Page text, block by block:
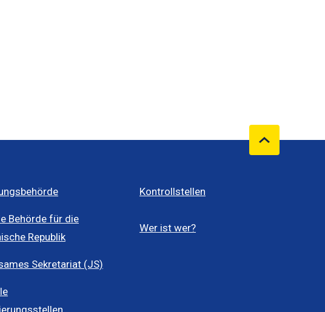
Behörde für die
Republik
Sekretariat (JS)
Kontrollstellen
Wer ist wer?